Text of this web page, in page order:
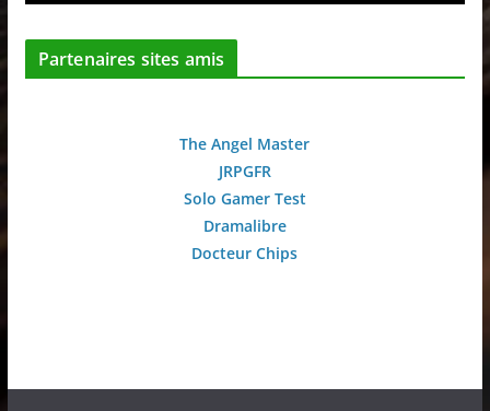
Partenaires sites amis
The Angel Master
JRPGFR
Solo Gamer Test
Dramalibre
Docteur Chips